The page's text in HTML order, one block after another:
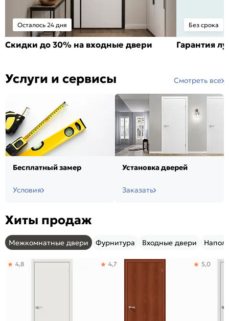
Осталось 24 дня
Скидки до 30% на входные двери
Без срока
Гарантия
Услуги и сервисы Смотреть все
Бесплатный замер
Условия
Установка дверей
Заказать
Хиты продаж
Межкомнатные двери Фурнитура Входные двери
4,8 4,7 5,0